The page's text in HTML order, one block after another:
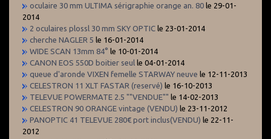
oculaire 30 mm ULTIMA sérigraphie orange an. 80 le 29-01-
2014
2 oculaires plossl 30 mm SKY OPTIC le 23-01-2014
cherche NAGLER 5 le 16-01-2014
WIDE SCAN 13mm 84° le 10-01-2014
CANON EOS 550D boitier seul le 04-01-2014
queue d'aronde VIXEN femelle STARWAY neuve le 12-11-2013
CELESTRON 11 XLT FASTAR (reservé) le 16-10-2013
TELEVUE POWERMATE 2.5 ""VENDUE"" le 14-02-2013
CELESTRON 90 ORANGE vintage (VENDU) le 23-11-2012
PANOPTIC 41 TELEVUE 280€ port inclus(VENDU) le 22-11-
2012